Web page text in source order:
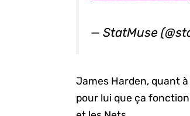
— StatMuse
James Harden, quant
pour lui que ça